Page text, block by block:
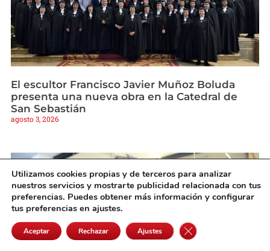
El escultor Francisco Javier Muñoz Boluda
presenta una nueva obra en la Catedral de
San Sebastián
agosto 3, 2026
Utilizamos cookies propias y de terceros para analizar
nuestros servicios y mostrarte publicidad relacionada con tus
preferencias. Puedes obtener más información y configurar
tus preferencias en ajustes.
Aceptar Rechazar Ajustes Cerrar el banner de